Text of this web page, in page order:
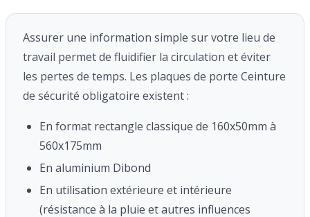
Assurer une information simple sur votre lieu de
travail permet de fluidifier la circulation et éviter
les pertes de temps. Les plaques de porte Ceinture
de sécurité obligatoire existent :
En format rectangle classique de 160x50mm à
560x175mm
En aluminium Dibond
En utilisation extérieure et intérieure
(résistance à la pluie et autres influences